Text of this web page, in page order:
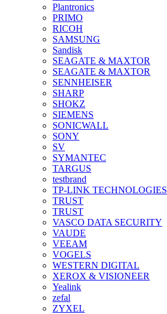
Plantronics
PRIMO
RICOH
SAMSUNG
Sandisk
SEAGATE & MAXTOR
SEAGATE & MAXTOR
SENNHEISER
SHARP
SHOKZ
SIEMENS
SONICWALL
SONY
SV
SYMANTEC
TARGUS
testbrand
TP-LINK TECHNOLOGIES
TRUST
TRUST
VASCO DATA SECURITY
VAUDE
VEEAM
VOGELS
WESTERN DIGITAL
XEROX & VISIONEER
Yealink
zefal
ZYXEL